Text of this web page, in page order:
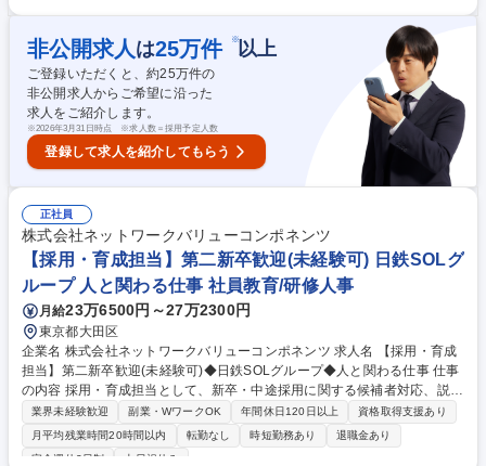
社員のOJTで採用の基礎から学びます。 【働き方】フレックス勤務を活用
し、個人の裁量でメリハリのある働き方が可能です。残業も少なくプライ
ベートと両立できます。 【キャリアパス】採用業務で経験を積んだ後は、
労務や人事制度企画などへのステップアップも可能。 【やりがい】会社の
未来を創る人材採用を通じて、組織の成長に直接貢献できるポジションで
す。 募集職種 【東京/人事採用担当】第二新卒歓迎！年間休日125日・フ
レックス有◎
非公開求人 は25万件 ※以上
ご登録いただくと、約25万件の
非公開求人からご希望に沿った
求人をご紹介します。
※2026年3月31日時点 ※求人数＝採用予定人数
登録して求人を紹介してもらう
正社員
株式会社ネットワークバリューコンポネンツ
【採用・育成担当】第二新卒歓迎(未経験可) 日鉄SOLグ
ループ 人と関わる仕事 社員教育/研修人事
月給23万6500円～27万2300円
東京都大田区
企業名 株式会社ネットワークバリューコンポネンツ 求人名 【採用・育成
担当】第二新卒歓迎(未経験可)◆日鉄SOLグループ◆人と関わる仕事 仕事
の内容 採用・育成担当として、新卒・中途採用に関する候補者対応、説明
会・面接運営、エージェント対応、入社後の研修・フォロー面談等を担当
いただきます。既存メンバーと一緒に人事機能全体の強化を目指します。
【採用業務】◆求人票作成 ◆一次面接の面接官補助/将来的な面接対応 ◆
業界未経験歓迎 副業・WワークOK 年間休日120日以上
資格取得支援あり
月平均残業時間20時間以内
転勤なし 時短勤務あり
退職金あり
完全週休2日制
土日祝休み